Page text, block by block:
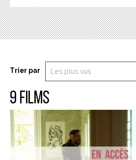
Trier par
9 films